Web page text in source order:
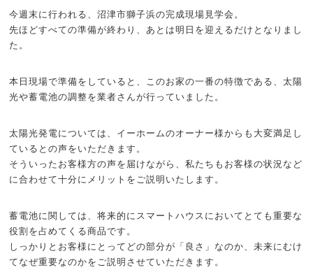
今週末に行われる、沼津市獅子浜の完成現場見学会。
先ほどすべての準備が終わり、あとは明日を迎えるだけとなりまし
た。
本日現場で準備をしていると、このお家の一番の特徴である、太陽
光や蓄電池の調整を業者さんが行っていました。
太陽光発電については、イーホームのオーナー様からも大変満足し
ているとの声をいただきます。
そういったお客様方の声を届けながら、私たちもお客様の状況など
に合わせて十分にメリットをご説明いたします。
蓄電池に関しては、将来的にスマートハウスにおいてとても重要な
役割を占めてくる商品です。
しっかりとお客様にとってどの部分が「良さ」なのか、未来にむけ
てなぜ重要なのかをご説明させていただきます。